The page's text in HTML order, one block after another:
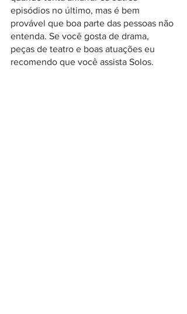
episódios no último, mas é bem
provável que boa parte das pessoas não
entenda. Se você gosta de drama,
peças de teatro e boas atuações eu
recomendo que você assista Solos.